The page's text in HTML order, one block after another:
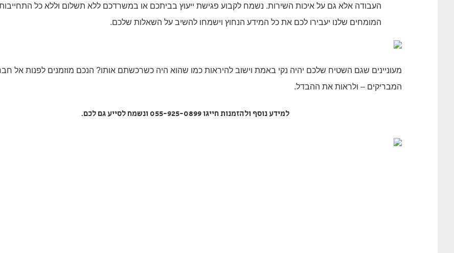
העבודה אלא גם על איכות השירות. נשמח לקבוע פגישת ייעוץ בביתכם או במשרדכם ללא תשלום וללא כל
המומחים שלנו יעבירו לכם את כל המידע הנחוץ וישמחו להשיב על השאלות שלכם.
מעוניינים שגם השטיח שלכם יהיה נקי באמת וישוב להיראות כמו שהוא היה כשרכשתם אותו? הנכם מוזמנים לפנות אל
המבריקים – ולראות את ההבדל.
למידע נוסף ולהזמנות חייגו055-925-0899 ונשמחלסייע גם לכם.